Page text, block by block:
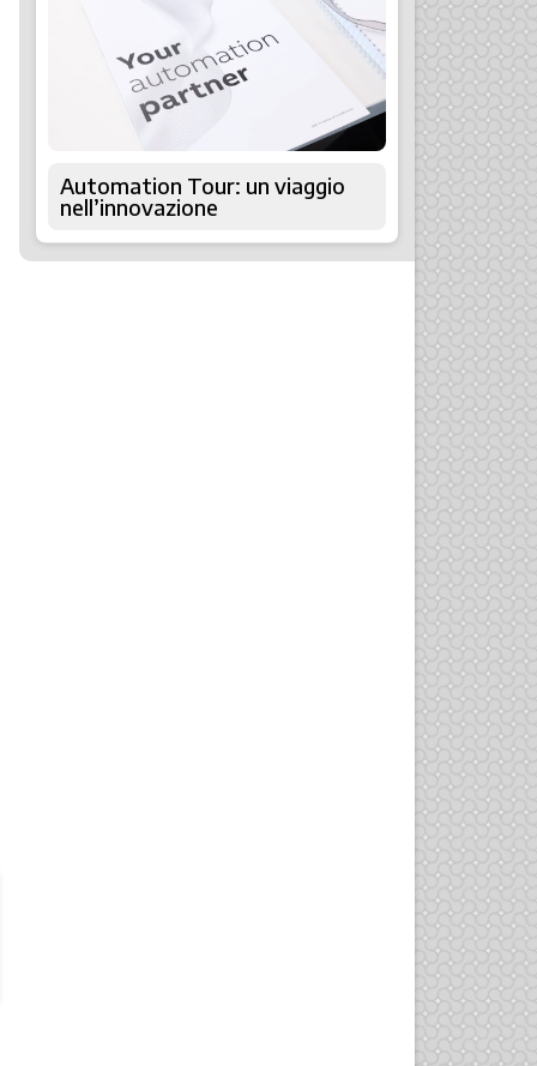
Automation Tour: un viaggio
nell’innovazione